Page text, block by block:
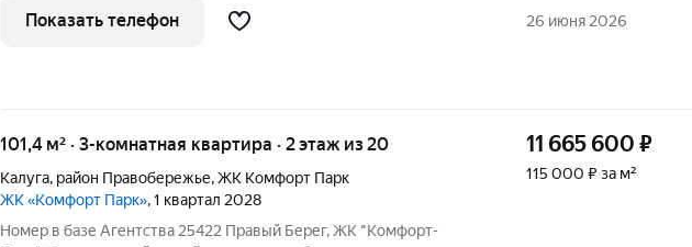
квартира НЕ угловая локация дома - 10 из 10, тупиковый двор, вид
из окон на
Показать телефон 26 июня 2026
101,4 м² · 3-комнатная квартира · 2 этаж из 20
Калуга, район Правобережье,ЖК Комфорт Парк
ЖК «Комфорт Парк», 1 квартал 2028
Номер в базе Агентства 25422 Правый Берег, ЖК "Комфорт-
11 665 600 ₽
115 000 ₽ за м²